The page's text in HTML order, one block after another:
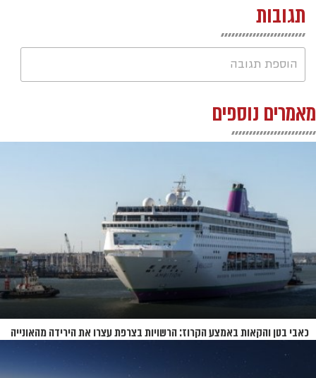
תגובות
הוספת תגובה
מאמרים נוספים
כאבי בטן והקאות באמצע הקרוז: הרשויות בצרפת עצרו את הירידה מהאונייה